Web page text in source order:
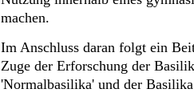
machen.
Im Anschluss daran folgt ein
Zuge der Erforschung der
'Normalbasilika' und der